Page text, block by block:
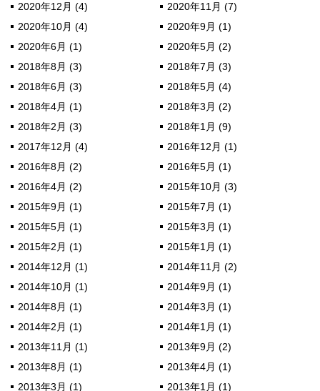
2020年12月 (4)
2020年11月 (7)
2020年10月 (4)
2020年9月 (1)
2020年6月 (1)
2020年5月 (2)
2018年8月 (3)
2018年7月 (3)
2018年6月 (3)
2018年5月 (4)
2018年4月 (1)
2018年3月 (2)
2018年2月 (3)
2018年1月 (9)
2017年12月 (4)
2016年12月 (1)
2016年8月 (2)
2016年5月 (1)
2016年4月 (2)
2015年10月 (3)
2015年9月 (1)
2015年7月 (1)
2015年5月 (1)
2015年3月 (1)
2015年2月 (1)
2015年1月 (1)
2014年12月 (1)
2014年11月 (2)
2014年10月 (1)
2014年9月 (1)
2014年8月 (1)
2014年3月 (1)
2014年2月 (1)
2014年1月 (1)
2013年11月 (1)
2013年9月 (2)
2013年8月 (1)
2013年4月 (1)
2013年3月 (1)
2013年1月 (1)